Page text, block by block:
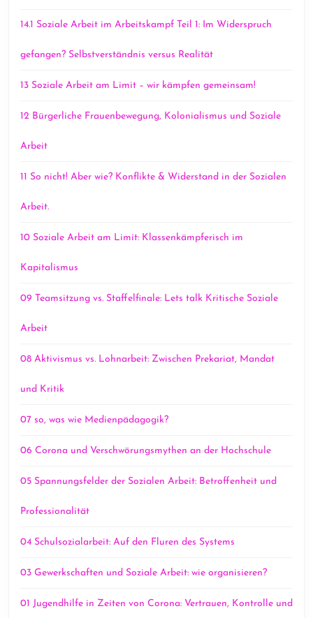
14.1 Soziale Arbeit im Arbeitskampf Teil 1: Im Widerspruch
gefangen? Selbstverständnis versus Realität
13 Soziale Arbeit am Limit – wir kämpfen gemeinsam!
12 Bürgerliche Frauenbewegung, Kolonialismus und Soziale
Arbeit
11 So nicht! Aber wie? Konflikte & Widerstand in der Sozialen
Arbeit.
10 Soziale Arbeit am Limit: Klassenkämpferisch im
Kapitalismus
09 Teamsitzung vs. Staffelfinale: Lets talk Kritische Soziale
Arbeit
08 Aktivismus vs. Lohnarbeit: Zwischen Prekariat, Mandat
und Kritik
07 so, was wie Medienpädagogik?
06 Corona und Verschwörungsmythen an der Hochschule
05 Spannungsfelder der Sozialen Arbeit: Betroffenheit und
Professionalität
04 Schulsozialarbeit: Auf den Fluren des Systems
03 Gewerkschaften und Soziale Arbeit: wie organisieren?
01 Jugendhilfe in Zeiten von Corona: Vertrauen, Kontrolle und